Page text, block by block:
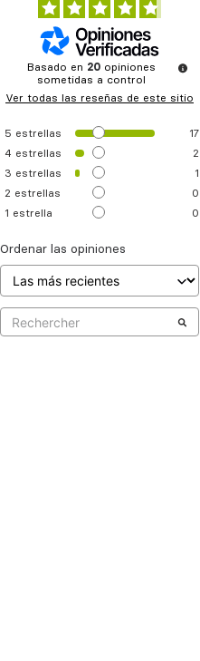
Basado en 20 opiniones
sometidas a control
Ver todas las reseñas de este sitio
5 estrellas
17
4 estrellas
2
3 estrellas
1
2 estrellas
0
1 estrella 0
Ordenar las opiniones